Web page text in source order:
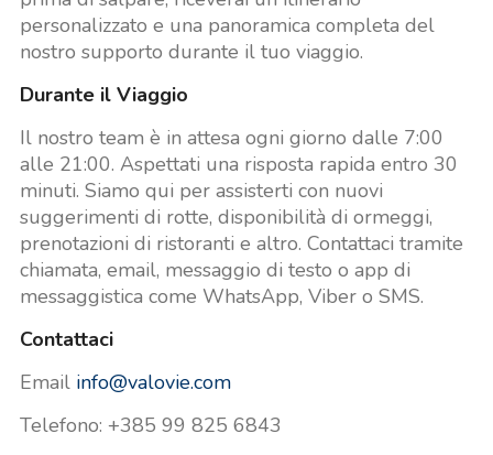
personalizzato e una panoramica completa del
nostro supporto durante il tuo viaggio.
Durante il Viaggio
Il nostro team è in attesa ogni giorno dalle 7:00
alle 21:00. Aspettati una risposta rapida entro 30
minuti. Siamo qui per assisterti con nuovi
suggerimenti di rotte, disponibilità di ormeggi,
prenotazioni di ristoranti e altro. Contattaci tramite
chiamata, email, messaggio di testo o app di
messaggistica come WhatsApp, Viber o SMS.
Contattaci
Email info@valovie.com
Telefono: +385 99 825 6843